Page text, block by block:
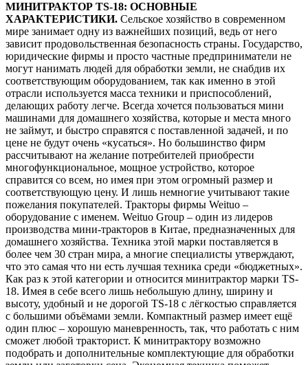
МИНИТРАКТОР TS-18: ОСНОВНЫЕ
ХАРАКТЕРИСТИКИ. Сельское хозяйство в современном
мире занимает одну из важнейших позиций, ведь от него
зависит продовольственная безопасность страны. Государство,
юридические фирмы и просто частные предприниматели не
могут нанимать людей для обработки земли, не снабдив их
соответствующим оборудованием, так как именно в этой
отрасли используется масса техники и приспособлений,
делающих работу легче. Всегда хочется пользоваться мини
машинами для домашнего хозяйства, которые и места много
не займут, и быстро справятся с поставленной задачей, и по
цене не будут очень «кусаться». Но большинство фирм
рассчитывают на желание потребителей приобрести
многофункциональное, мощное устройство, которое
справится со всем, но имея при этом огромный размер и
соответствующую цену. И лишь немногие учитывают такие
пожелания покупателей. Тракторы фирмы Weituo –
оборудование с именем. Weituo Group – один из лидеров
производства мини-тракторов в Китае, предназначенных для
домашнего хозяйства. Техника этой марки поставляется в
более чем 30 стран мира, а многие специалисты утверждают,
что это самая что ни есть лучшая техника среди «бюджетных».
Как раз к этой категории и относится минитрактор марки TS-
18. Имея в себе всего лишь небольшую длину, ширину и
высоту, удобный и не дорогой TS-18 с лёгкостью справляется
с большими объёмами земли. Компактный размер имеет ещё
один плюс – хорошую маневренность, так, что работать с ним
сможет любой тракторист. К минитрактору возможно
подобрать и дополнительные комплектующие для обработки